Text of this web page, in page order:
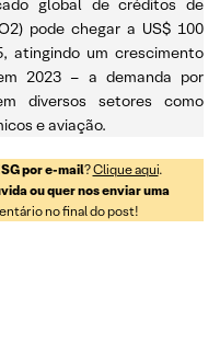
global de créditos de
pode chegar a US$ 100
atingindo um crescimento
2023 – a demanda por
diversos setores como
e aviação.
por e-mail?Clique aqui.
ou quer nos enviar uma
no final do post!